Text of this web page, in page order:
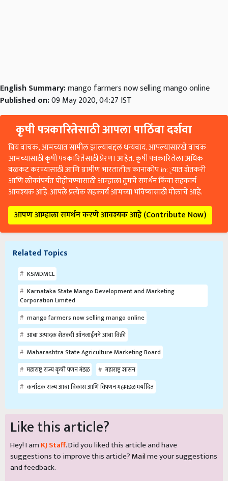
English Summary:mango farmers now selling mango online
Published on:09 May 2020, 04:27 IST
कृषी पत्रकारितेसाठी आपला पाठिंबा दर्शवा
प्रिय वाचक, आमच्यात सामील झाल्याबद्दल धन्यवाद. आपल्यासारखे वाचक
आमच्यासाठी कृषी पत्रकारितेसाठी प्रेरणा आहेत. कृषी पत्रकारितेला अधिक
बळकट करण्यासाठी आणि ग्रामीण भारतातील कानाकोप in्यात शेतकरी
आणि लोकांपर्यंत पोहोचण्यासाठी आम्हाला तुमचे समर्थन किंवा सहकार्य
आवश्यक आहे. आपले प्रत्येक सहकार्य आमच्या भविष्यासाठी मोलाचे आहे.
आपण आम्हाला समर्थन करणे आवश्यक आहे (Contribute Now)
Related Topics
KSMDMCL
Karnataka State Mango Development and Marketing
Corporation Limited
mango farmers now selling mango online
आंबा उत्पादक शेतकरी ऑनलाईनने आंबा विक्री
Maharashtra State Agriculture Marketing Board
महाराष्ट्र राज्य कृषी पणन मंडळ
महाराष्ट्र शासन
कर्नाटक राज्य आंबा विकास आणि विपणन महामंडळ मर्यादित
Like this article?
Hey! I am KJ Staff. Did you liked this article and have
suggestions to improve this article?Mailme your suggestions
and feedback.